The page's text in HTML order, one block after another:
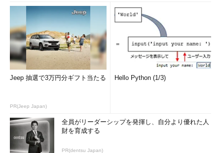
このことから、技術のさらなる進歩によってこうした「新しい
働き方の形態が、より良い進化を遂げる」と期待している。そし
て、この実現に最も重要な技術には「高度なセキュリティ保護」
を挙げている。
Jeep 抽選で3万円分ギフト当たる
PR(Jeep Japan)
Hello Python (1/3)
全員がリーダーシップを発揮し、自分より優れた人
財を育成する
PR(dentsu Japan)